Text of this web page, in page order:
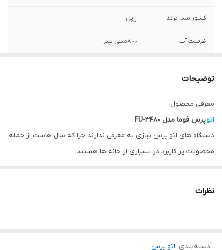
کشور مبدا برند ژاپن
ظرفیت آب 800میلی لیتر
توضیحات
معرفی محصول
اتوپرس فوما مدل FU-3480
دستگاه های اتو پرس نیازی به معرفی ندارند چرا که سال هاست از جمله
محصولات پر کاربرد در بسیاری از خانه ها هستند.
اصلی ترین مزیت اتو پرس به نسبت اتوهای دستی، کاهش قابل توجه
نظرات
دسته‌بندی: اتو پرس